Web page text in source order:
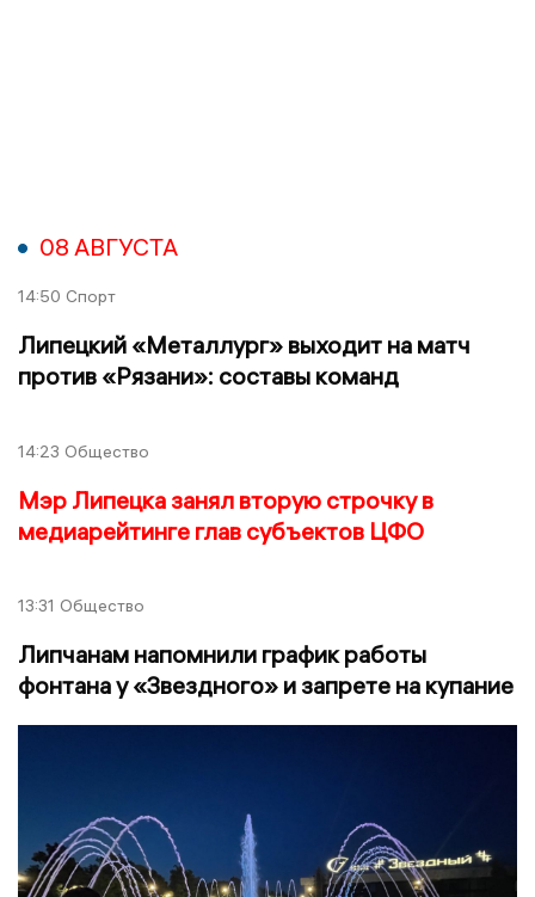
08 АВГУСТА
14:50 Спорт
Липецкий «Металлург» выходит на матч
против «Рязани»: составы команд
14:23 Общество
Мэр Липецка занял вторую строчку в
медиарейтинге глав субъектов ЦФО
13:31 Общество
Липчанам напомнили график работы
фонтана у «Звездного» и запрете на купание